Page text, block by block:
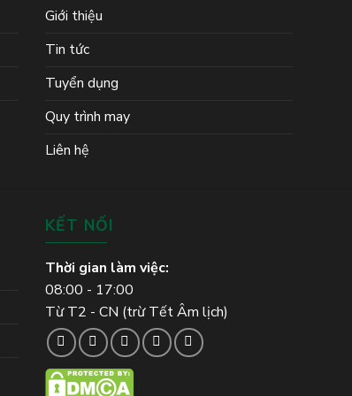
Giới thiệu
Tin tức
Tuyển dụng
Quy trình may
Liên hệ
KẾT NỐI
Thời gian làm việc:
08:00 - 17:00
Từ T2 - CN (trừ Tết Âm lịch)